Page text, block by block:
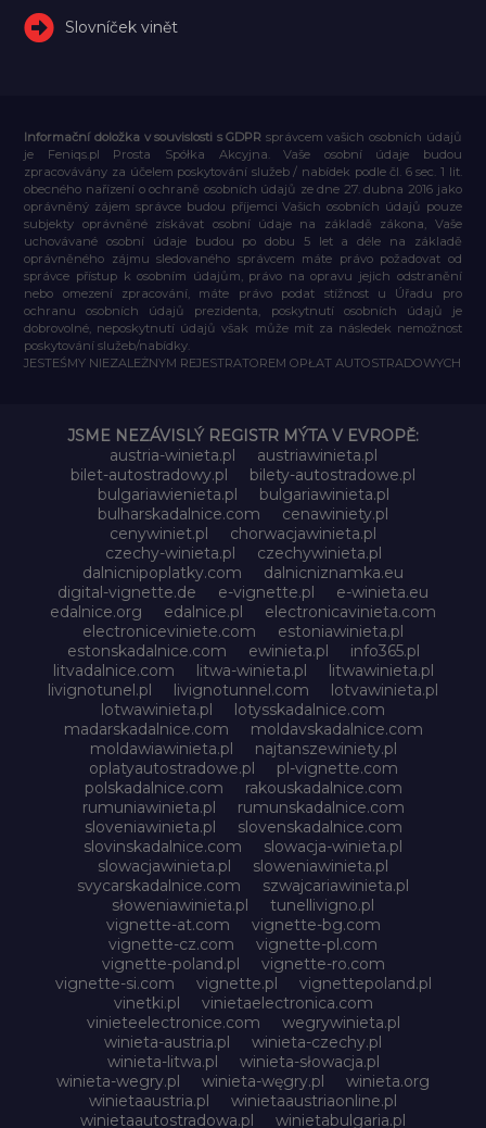
Slovníček vinět
Informační doložka v souvislosti s GDPR správcem vašich osobních údajů
je Feniqs.pl Prosta Spółka Akcyjna. Vaše osobní údaje budou
zpracovávány za účelem poskytování služeb / nabídek podle čl. 6 sec. 1 lit.
obecného nařízení o ochraně osobních údajů ze dne 27. dubna 2016 jako
oprávněný zájem správce budou příjemci Vašich osobních údajů pouze
subjekty oprávněné získávat osobní údaje na základě zákona, Vaše
uchovávané osobní údaje budou po dobu 5 let a déle na základě
oprávněného zájmu sledovaného správcem máte právo požadovat od
správce přístup k osobním údajům, právo na opravu jejich odstranění
nebo omezení zpracování, máte právo podat stížnost u Úřadu pro
ochranu osobních údajů prezidenta, poskytnutí osobních údajů je
dobrovolné, neposkytnutí údajů však může mít za následek nemožnost
poskytování služeb/nabídky.
JESTEŚMY NIEZALEŻNYM REJESTRATOREM OPŁAT AUTOSTRADOWYCH
JSME NEZÁVISLÝ REGISTR MÝTA V EVROPĚ:
austria-winieta.pl
austriawinieta.pl
bilet-autostradowy.pl
bilety-autostradowe.pl
bulgariawienieta.pl
bulgariawinieta.pl
bulharskadalnice.com
cenawiniety.pl
cenywiniet.pl
chorwacjawinieta.pl
czechy-winieta.pl
czechywinieta.pl
dalnicnipoplatky.com
dalnicniznamka.eu
digital-vignette.de
e-vignette.pl
e-winieta.eu
edalnice.org
edalnice.pl
electronicavinieta.com
electroniceviniete.com
estoniawinieta.pl
estonskadalnice.com
ewinieta.pl
info365.pl
litvadalnice.com
litwa-winieta.pl
litwawinieta.pl
livignotunel.pl
livignotunnel.com
lotvawinieta.pl
lotwawinieta.pl
lotysskadalnice.com
madarskadalnice.com
moldavskadalnice.com
moldawiawinieta.pl
najtanszewiniety.pl
oplatyautostradowe.pl
pl-vignette.com
polskadalnice.com
rakouskadalnice.com
rumuniawinieta.pl
rumunskadalnice.com
sloveniawinieta.pl
slovenskadalnice.com
slovinskadalnice.com
slowacja-winieta.pl
slowacjawinieta.pl
sloweniawinieta.pl
svycarskadalnice.com
szwajcariawinieta.pl
słoweniawinieta.pl
tunellivigno.pl
vignette-at.com
vignette-bg.com
vignette-cz.com
vignette-pl.com
vignette-poland.pl
vignette-ro.com
vignette-si.com
vignette.pl
vignettepoland.pl
vinetki.pl
vinietaelectronica.com
vinieteelectronice.com
wegrywinieta.pl
winieta-austria.pl
winieta-czechy.pl
winieta-litwa.pl
winieta-słowacja.pl
winieta-wegry.pl
winieta-węgry.pl
winieta.org
winietaaustria.pl
winietaaustriaonline.pl
winietaautostradowa.pl
winietabulgaria.pl